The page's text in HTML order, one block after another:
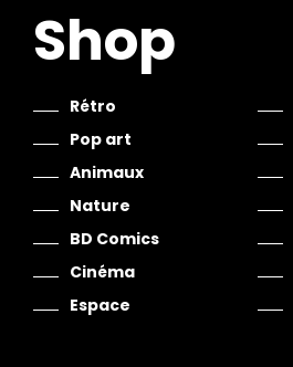
Shop
Rétro
Pop art
Animaux
Nature
BD Comics
Cinéma
Espace